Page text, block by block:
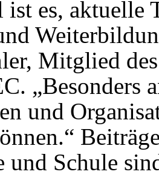
ist es, aktuelle
Mitglied
„Besonders
und
und Schule